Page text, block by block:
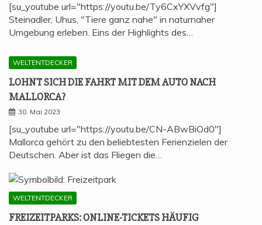
[su_youtube url="https://youtu.be/Ty6CxYXVvfg"]
Steinadler, Uhus, "Tiere ganz nahe" in naturnaher
Umgebung erleben. Eins der Highlights des…
WELTENTDECKER
LOHNT SICH DIE FAHRT MIT DEM AUTO NACH
MALLORCA?
30. Mai 2023
[su_youtube url="https://youtu.be/CN-ABwBiOd0"]
Mallorca gehört zu den beliebtesten Ferienzielen der
Deutschen. Aber ist das Fliegen die…
WELTENTDECKER
FREI­ZEIT­PARKS: ONLINE-TICKETS HÄU­FIG